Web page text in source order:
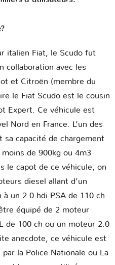
italien Fiat, le Scudo fut
collaboration avec les
et Citroën (membre du
le Fiat Scudo est le cousin
Expert. Ce véhicule est
Nord en France. L’un des
capacité de chargement
de 900kg ou 4m3
le capot de ce véhicule, on
diesel allant d’un
un 2.0 hdi PSA de 110 ch.
équipé de 2 moteur
de 100 ch ou un moteur 2.0
anecdote, ce véhicule est
la Police Nationale ou La